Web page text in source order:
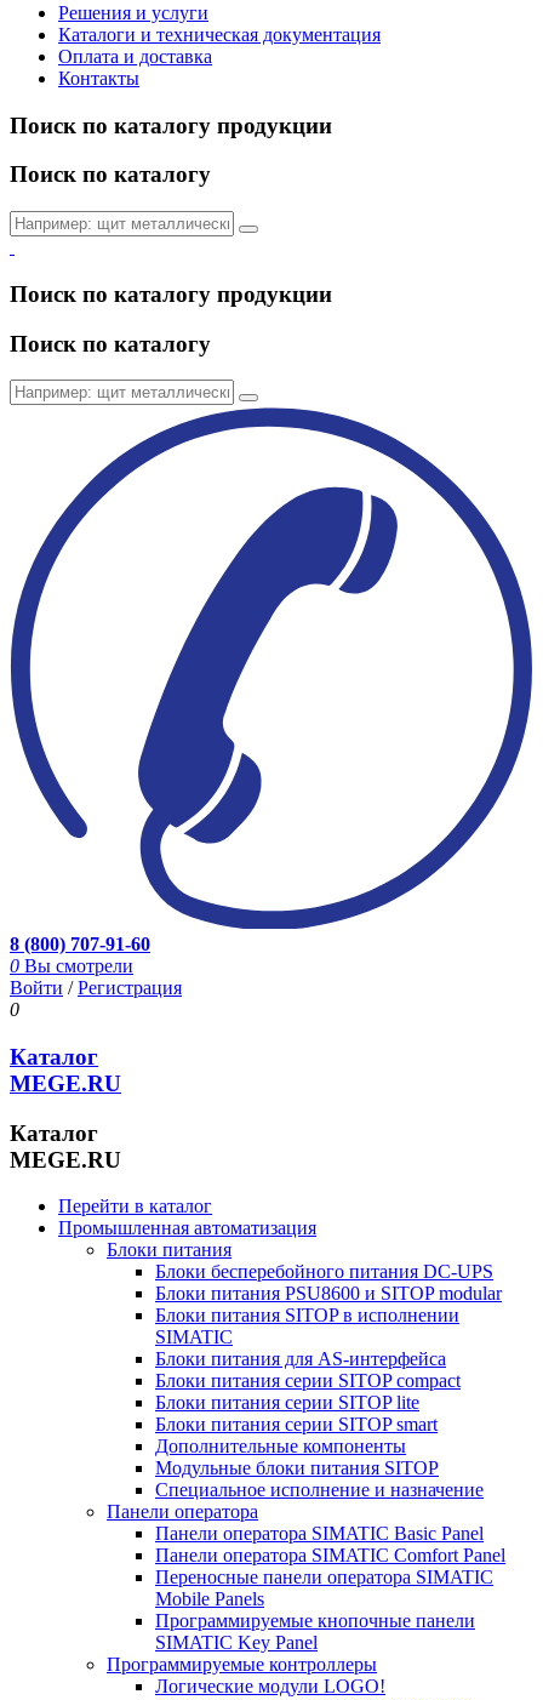
Решения и услуги
Каталоги и техническая документация
Оплата и доставка
Контакты
Поиск по каталогу продукции
Поиск по каталогу
Поиск по каталогу продукции
Поиск по каталогу
8 (800) 707-91-60
0 Вы смотрели
Войти /Регистрация
0
Каталог
MEGE.RU
Каталог
MEGE.RU
Перейти в каталог
Промышленная автоматизация
Блоки питания
Блоки бесперебойного питания DC-UPS
Блоки питания PSU8600 и SITOP modular
Блоки питания SITOP в исполнении
SIMATIC
Блоки питания для AS-интерфейса
Блоки питания серии SITOP compact
Блоки питания серии SITOP lite
Блоки питания серии SITOP smart
Дополнительные компоненты
Модульные блоки питания SITOP
Специальное исполнение и назначение
Панели оператора
Панели оператора SIMATIC Basic Panel
Панели оператора SIMATIC Comfort Panel
Переносные панели оператора SIMATIC
Mobile Panels
Программируемые кнопочные панели
SIMATIC Key Panel
Программируемые контроллеры
Логические модули LOGO!